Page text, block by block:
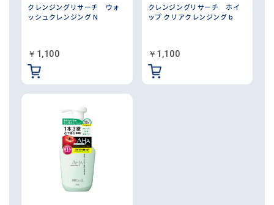
クレンジングリサーチ ウォ
ッシュクレンジング N
￥1,100
クレンジングリサーチ ホイ
ップ クリアクレンジング b
￥1,100